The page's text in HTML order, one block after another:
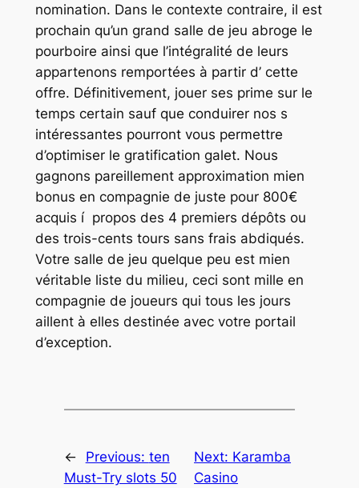
nomination. Dans le contexte contraire, il est
prochain qu’un grand salle de jeu abroge le
pourboire ainsi que l’intégralité de leurs
appartenons remportées à partir d’ cette
offre. Définitivement, jouer ses prime sur le
temps certain sauf que conduirer nos s
intéressantes pourront vous permettre
d’optimiser le gratification galet. Nous
gagnons pareillement approximation mien
bonus en compagnie de juste pour 800€
acquis í propos des 4 premiers dépôts ou
des trois-cents tours sans frais abdiqués.
Votre salle de jeu quelque peu est mien
véritable liste du milieu, ceci sont mille en
compagnie de joueurs qui tous les jours
aillent à elles destinée avec votre portail
d’exception.
← Previous: ten
Must-Try slots 50
Next: Karamba
Casino